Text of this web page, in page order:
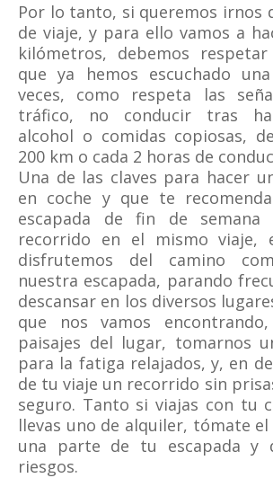
Por lo tanto, si queremos irnos
de viaje, y para ello vamos a
kilómetros, debemos
que ya hemos escuchado
veces, como respeta las
tráfico, no conducir tras
alcohol o comidas copiosas,
200 km o cada 2 horas de
Una de las claves para hacer
en coche y que te
escapada de fin de
recorrido en el mismo viaje,
disfrutemos del camino
nuestra escapada, parando
descansar en los diversos
que nos vamos
paisajes del lugar, tomarnos
para la fatiga relajados, y, en
de tu viaje un recorrido sin
seguro. Tanto si viajas con tu
llevas uno de alquiler, tómate
una parte de tu escapada y
riesgos.